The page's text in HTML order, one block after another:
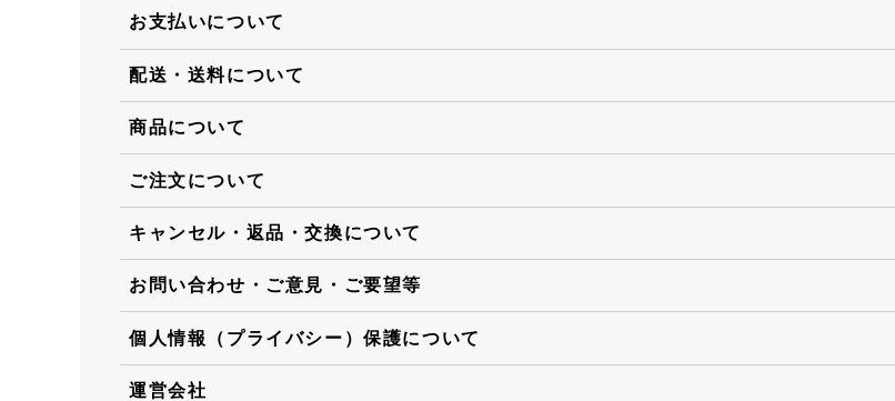
お支払いについて
配送・送料について
商品について
ご注文について
キャンセル・返品・交換について
お問い合わせ・ご意見・ご要望等
個人情報（プライバシー）保護について
運営会社